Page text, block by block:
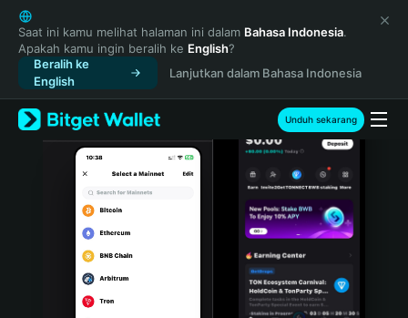
English
日本語
Tiếng Việt
Русский
Español (Latinoamérica)
Türkçe
Italiano
Português (Portugal)
Bahasa Indonesia
Saat ini kamu melihat halaman ini dalam Bahasa Indonesia.
Apakah kamu ingin beralih ke English?
Beralih ke
English
Lanjutkan dalam Bahasa Indonesia
Unduh sekarang